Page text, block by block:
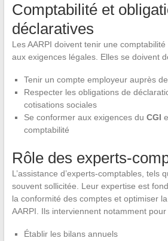
Comptabilité et
déclaratives
Les AARPI doivent tenir une
aux exigences légales. Elles se doivent
Tenir un compte employeur auprès de
Respecter les obligations de
cotisations sociales
Se conformer aux exigences du CGI
comptabilité
Rôle des experts-
L’assistance d’experts-comptables, tels
souvent sollicitée. Leur expertise est
la conformité des comptes et optimiser
AARPI. Ils interviennent notamment pour
Établir les bilans annuels